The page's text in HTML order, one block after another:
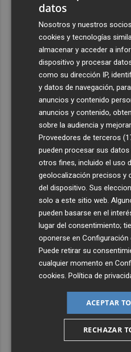
datos
Nosotros y nuestros
cookies y tecnologías
almacenar y acceder a
dispositivo y procesar
como su dirección IP,
y datos de navegación,
anuncios y contenido
anuncios y contenido,
sobre la audiencia y
Proveedores de terceros
pueden procesar sus
otros fines, incluido el uso
geolocalización precisos y
del dispositivo. Sus
solo a este sitio web.
pueden basarse en el
lugar del consentimiento;
oponerse enConfiguración
Puede retirar su
cualquier momento en
cookies.Política de
ACEPTAR
RECHAZAR